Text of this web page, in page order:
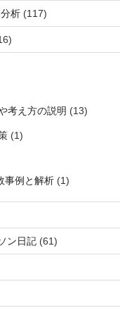
析(117)
考え方の説明 (13)
(1)
事例と解析(1)
ン日記(61)